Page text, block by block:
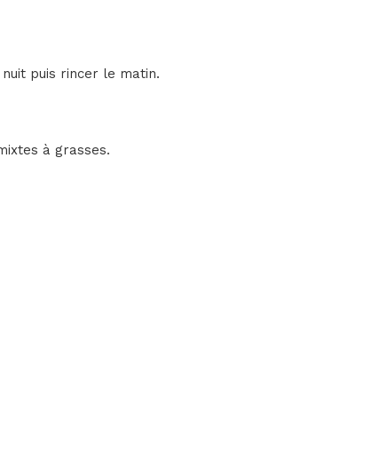
puis rincer le matin.
à grasses.